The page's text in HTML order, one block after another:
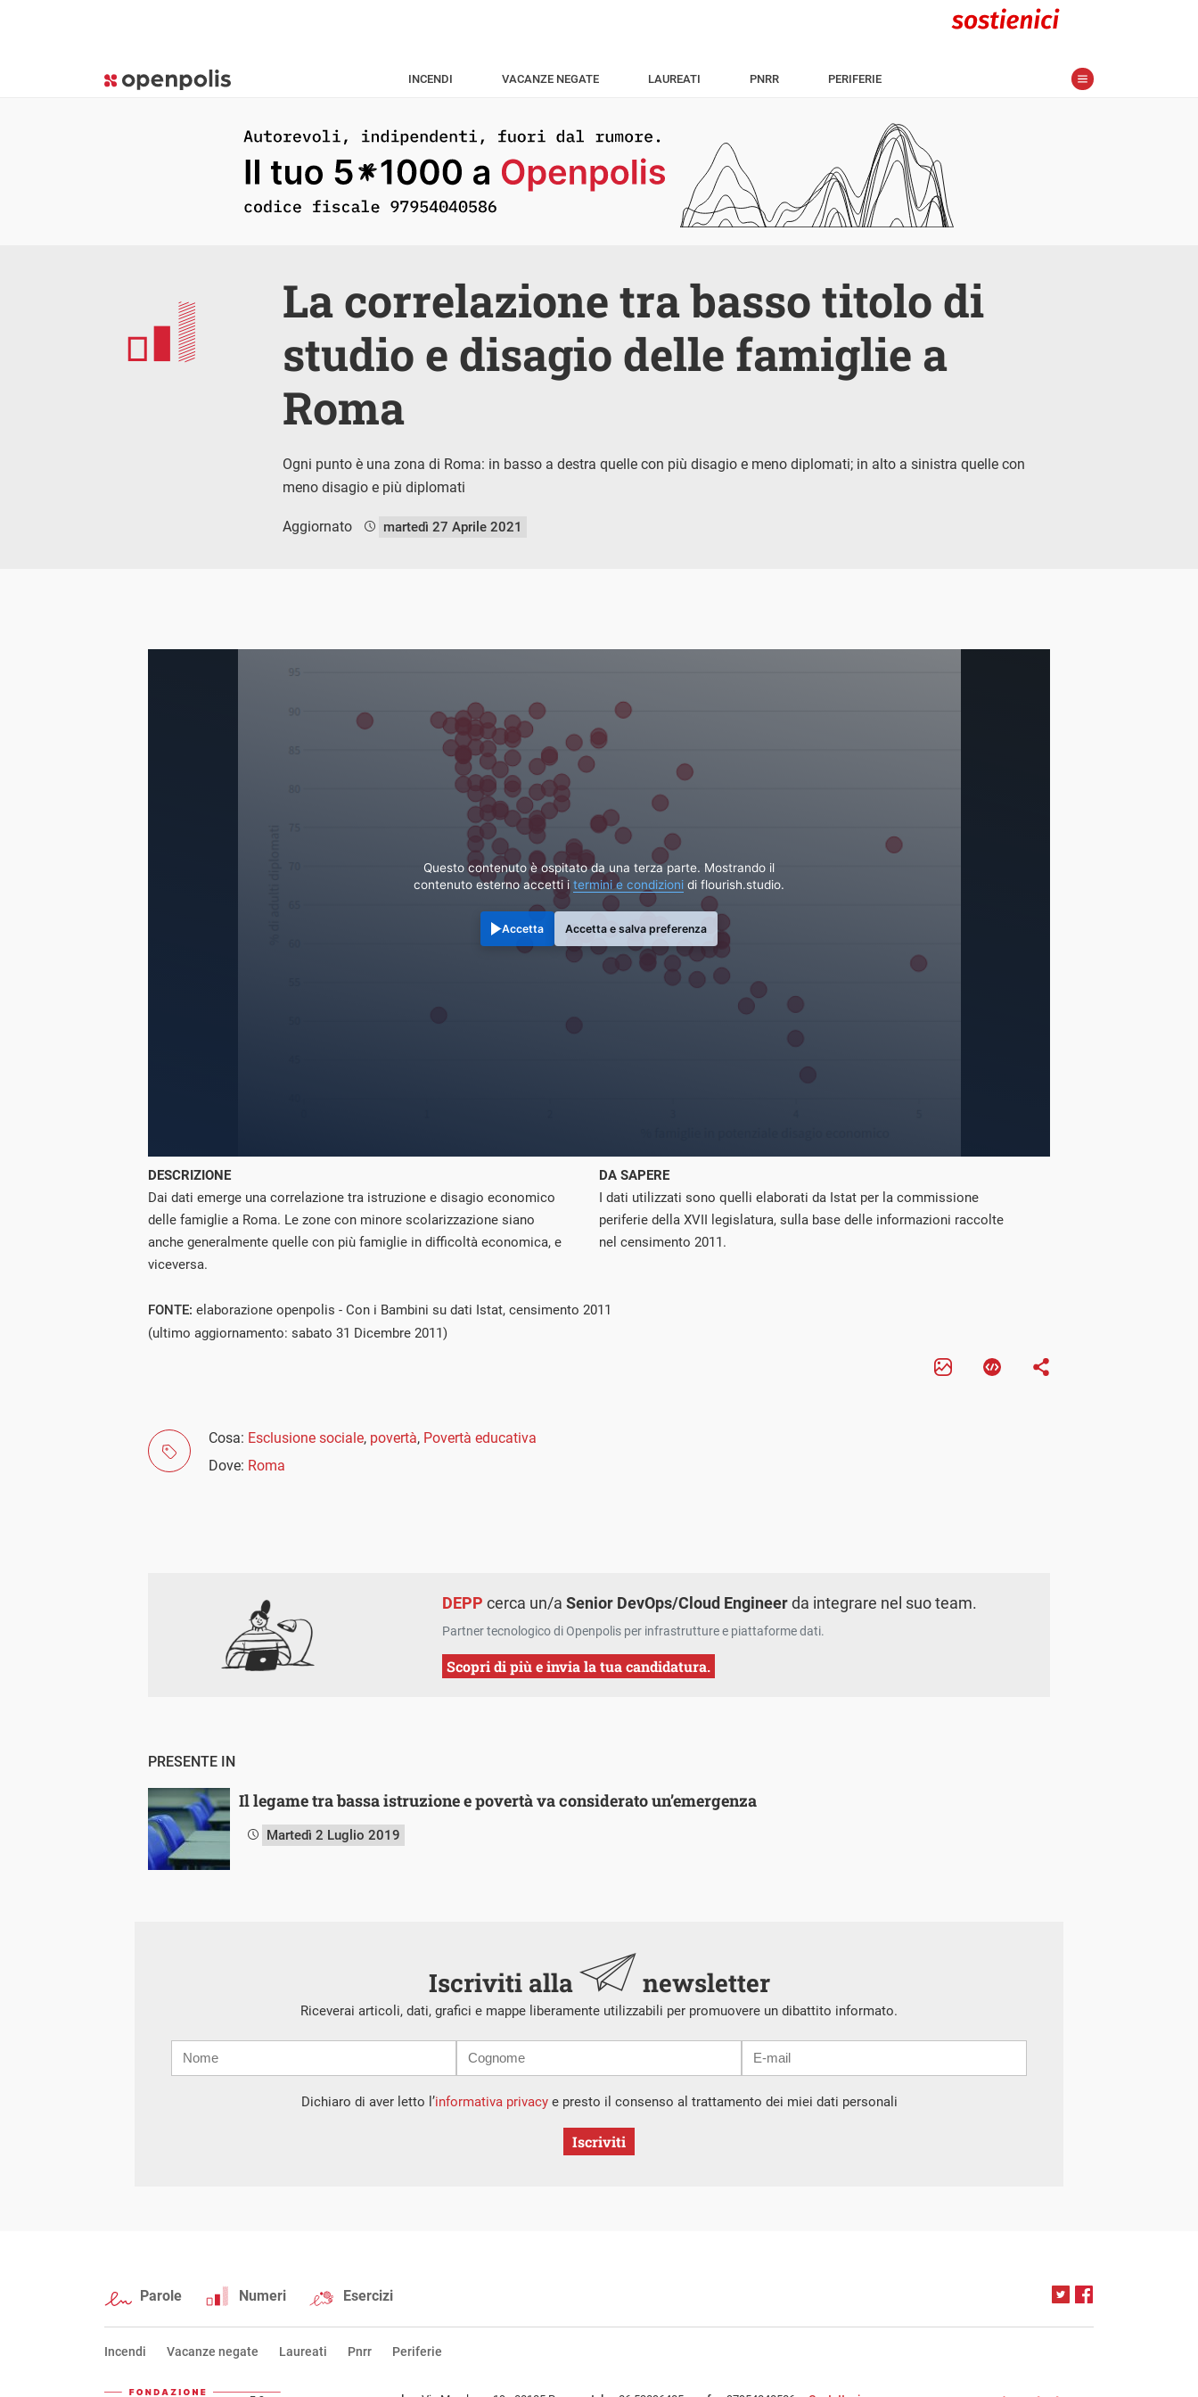
INCENDI VACANZE NEGATE LAUREATI PNRR PERIFERIE
La correlazione tra basso titolo di
studio e disagio delle famiglie a
Roma
Ogni punto è una zona di Roma: in basso a destra quelle con più disagio e meno diplomati; in alto a sinistra quelle con
meno disagio e più diplomati
Aggiornato martedì 27 Aprile 2021
Questo contenuto è ospitato da una terza parte. Mostrando il
contenuto esterno accetti itermini e condizioni di flourish.studio.
Accetta Accetta e salva preferenza
DESCRIZIONE
Dai dati emerge una correlazione tra istruzione e disagio economico
delle famiglie a Roma. Le zone con minore scolarizzazione siano
anche generalmente quelle con più famiglie in difficoltà economica, e
viceversa.
DA SAPERE
I dati utilizzati sono quelli elaborati da Istat per la commissione
periferie della XVII legislatura, sulla base delle informazioni raccolte
nel censimento 2011.
FONTE: elaborazione openpolis - Con i Bambini su dati Istat, censimento 2011
(ultimo aggiornamento: sabato 31 Dicembre 2011)
Cosa: Esclusione sociale, povertà, Povertà educativa
Dove: Roma
DEPP cerca un/aSenior DevOps/Cloud Engineerda integrare nel suo team.
Partner tecnologico di Openpolis per infrastrutture e piattaforme dati.
Scopri di più e invia la tua candidatura.
PRESENTE IN
Il legame tra bassa istruzione e povertà va considerato un’emergenza
Martedì 2 Luglio 2019
Iscriviti alla newsletter
Riceverai articoli, dati, grafici e mappe liberamente utilizzabili per promuovere un dibattito informato.
mail
Dichiaro di aver letto l’informativa privacye presto il consenso al trattamento dei miei dati personali
Iscriviti
Parole Numeri Esercizi
Incendi Vacanze negate Laureati Pnrr Periferie